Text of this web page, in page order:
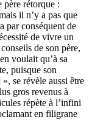
père rétorque :
il n’y a pas que
par conséquent de
de vivre un
de son père,
voulait qu’à sa
puisque son
», se révèle aussi être
gros revenus à
répète à l’infini
en filigrane